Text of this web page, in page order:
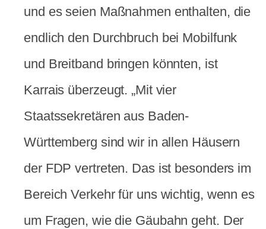
und es seien Maßnahmen enthalten, die
endlich den Durchbruch bei Mobilfunk
und Breitband bringen könnten, ist
Karrais überzeugt. „Mit vier
Staatssekretären aus Baden-
Württemberg sind wir in allen Häusern
der FDP vertreten. Das ist besonders im
Bereich Verkehr für uns wichtig, wenn es
um Fragen, wie die Gäubahn geht. Der